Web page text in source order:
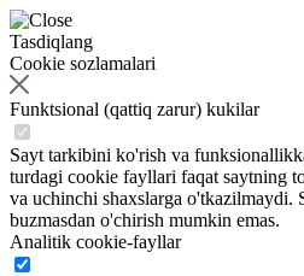
Tasdiqlang
Cookie sozlamalari
Funktsional (qattiq zarur) kukilar
Sayt tarkibini ko'rish va
turdagi cookie fayllari faqat saytning
va uchinchi shaxslarga o'tkazilmaydi.
buzmasdan o'chirish mumkin emas.
Analitik cookie-fayllar